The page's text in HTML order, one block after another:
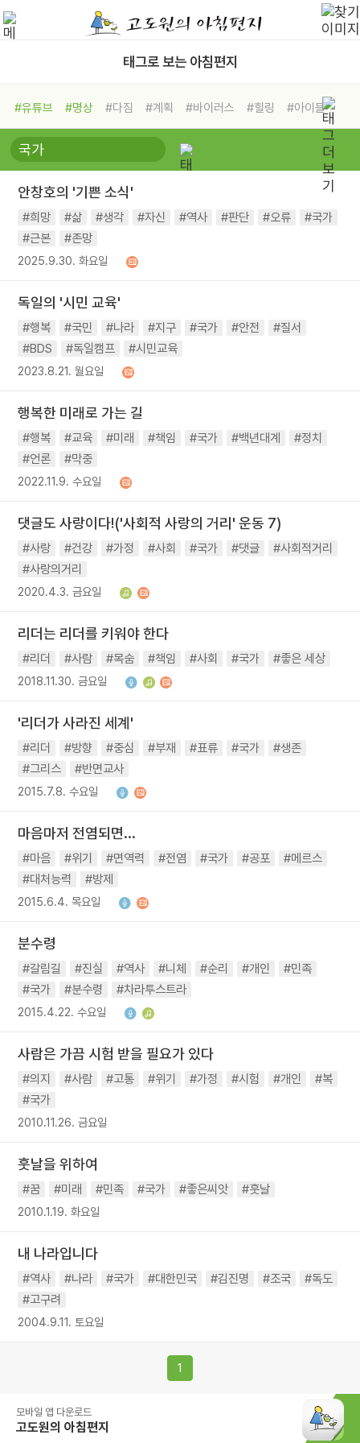
태그로 보는 아침편지
#유튜브 #명상 #다짐 #계획 #바이러스 #힐링
#아이들
#비전캠프
#독서캠프 #삶
#희망
#나눔 #친구 #링컨학교
#독서
#건강 #면역력
안창호의 '기쁜 소식'
#희망 #삶 #생각 #자신 #역사 #판단 #오류
#국가
#근본
#존망
2025.9.30. 화요일
독일의 '시민 교육'
#행복 #국민 #나라 #지구 #국가 #안전
#질서
#BDS
#독일캠프 #시민교육
2023.8.21. 월요일
행복한 미래로 가는 길
#행복 #교육 #미래 #책임 #국가 #백년대계
#정치
#언론
#막중
2022.11.9. 수요일
댓글도 사랑이다!('사회적 사랑의 거리' 운동 7)
#사랑 #건강 #가정 #사회 #국가 #댓글
#사회적거리
#사랑의거리
2020.4.3. 금요일
리더는 리더를 키워야 한다
#리더 #사람 #목숨 #책임 #사회 #국가 #좋은 세상
2018.11.30. 금요일
'리더가 사라진 세계'
#리더 #방향 #중심 #부재 #표류 #국가
#생존
#그리스
#반면교사
2015.7.8. 수요일
마음마저 전염되면...
#마음 #위기 #면역력 #전염 #국가 #공포
#메르스
#대처능력
#방제
2015.6.4. 목요일
분수령
#갈림길 #진실 #역사 #니체 #순리 #개인
#민족
#국가
#분수령 #차라투스트라
2015.4.22. 수요일
사람은 가끔 시험 받을 필요가 있다
#의지 #사람 #고통 #위기 #가정 #시험 #개인
#복
#국가
2010.11.26. 금요일
훗날을 위하여
#꿈 #미래 #민족 #국가 #좋은씨앗 #훗날
2010.1.19. 화요일
내 나라입니다
#역사 #나라 #국가 #대한민국 #김진명 #조국
#독도
#고구려
2004.9.11. 토요일
1
모바일 앱 다운로드
고도원의 아침편지